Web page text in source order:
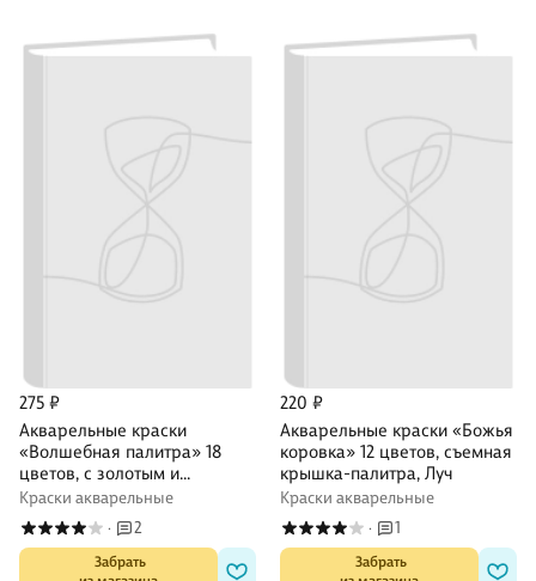
275 ₽
Акварельные краски
«Волшебная палитра» 18
цветов, с золотым и
серебряным, Луч
Краски акварельные
· 2
Забрать
220 ₽
Акварельные краски «Божья
коровка» 12 цветов, съемная
крышка-палитра, Луч
Краски акварельные
· 1
Забрать